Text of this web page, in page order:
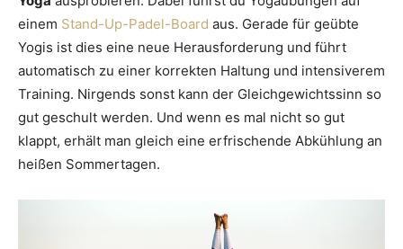
einem Stand-Up-Padel-Board aus. Gerade für geübte
Yogis ist dies eine neue Herausforderung und führt
automatisch zu einer korrekten Haltung und intensiverem
Training. Nirgends sonst kann der Gleichgewichtssinn so
gut geschult werden. Und wenn es mal nicht so gut
klappt, erhält man gleich eine erfrischende Abkühlung an
heißen Sommertagen.